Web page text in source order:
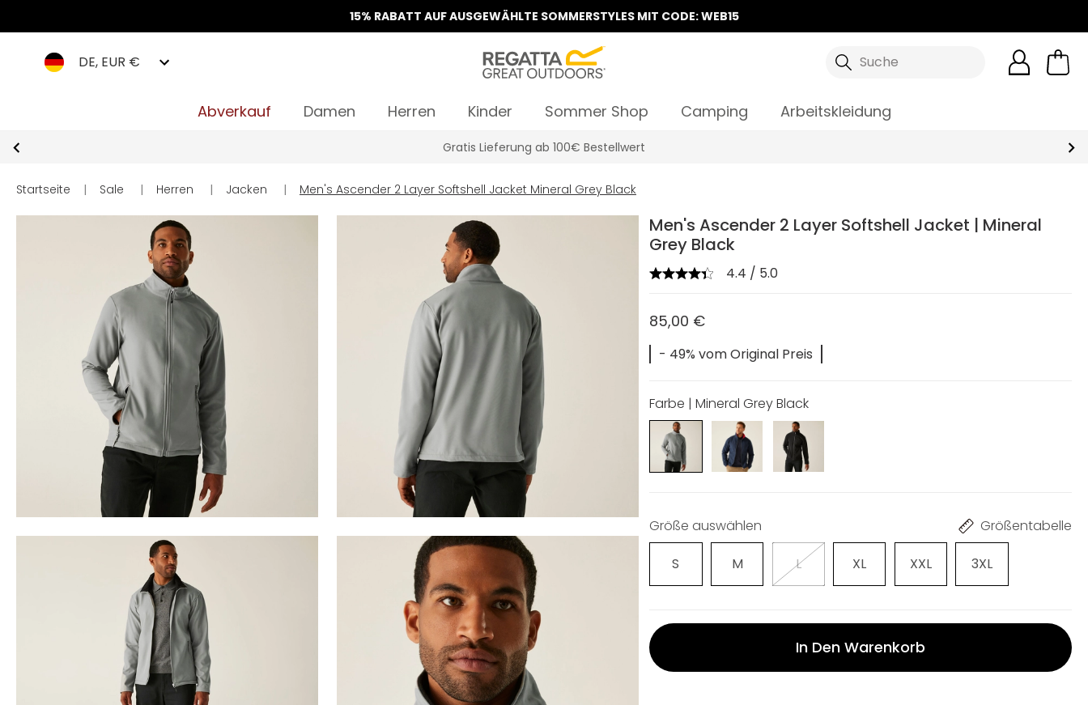
15% RABATT AUF AUSGEWÄHLTE SOMMERSTYLES MIT CODE: WEB15
DE, EUR € Suche
Abverkauf Damen Herren Kinder Sommer Shop Camping Arbeitskleidung
Klarna Sofortüberweisung & Rechnung verfügbar
Startseite | Sale | Herren | Jacken | Men's Ascender 2 Layer Softshell Jacket Mineral Grey Black
Men's Ascender 2 Layer Softshell Jacket | Mineral
Grey Black
4.4 / 5.0
85,00 €
- 49% vom Original Preis
Farbe | Mineral Grey Black
Größe auswählen Größentabelle
S M L XL XXL 3XL
In Den Warenkorb